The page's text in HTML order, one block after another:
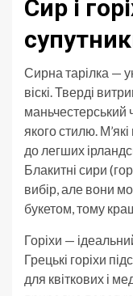
Сир і
Сирна тарілка —
віскі. Тверді
маньчестерський
якого стилю.
до легших
Блакитні сири
вибір, але вони
букетом, тому
Горіхи —
Грецькі горіхи
для квіткових і